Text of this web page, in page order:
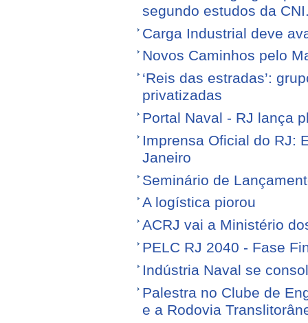
segundo estudos da
Carga Industrial deve
Novos Caminhos pelo
‘Reis das estradas’:
privatizadas
Portal Naval - RJ lança
Imprensa Oficial do RJ:
Janeiro
Seminário de
A logística piorou
ACRJ vai a Ministério
PELC RJ 2040 - Fase
Indústria Naval se
Palestra no Clube de
e a Rodovia